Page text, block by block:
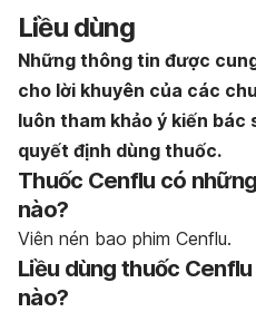
Liều dùng
Những thông tin được
cho lời khuyên của các
luôn tham khảo ý kiến
quyết định dùng thuốc.
Thuốc Cenflu có
nào?
Viên nén bao phim Cenflu.
Liều dùng thuốc
nào?